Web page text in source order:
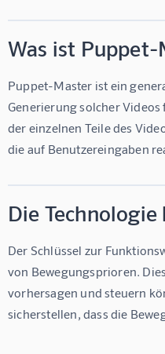
Was ist Puppet-
Puppet-Master ist ein
Generierung solcher
der einzelnen Teile des
die auf Benutzereingaben
Die
Der Schlüssel zur
von Bewegungsprioren.
vorhersagen und steuern
sicherstellen, dass die